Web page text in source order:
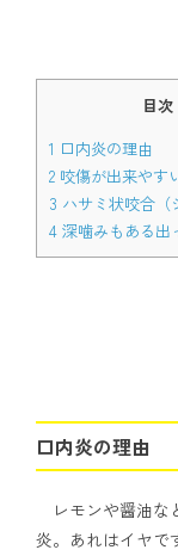
目次
1 口内炎の理由
2 咬傷が出来やす
3 ハサミ状咬合（
4 深噛みもある出
口内炎の理由
レモンや醤油な
炎。あれはイヤで